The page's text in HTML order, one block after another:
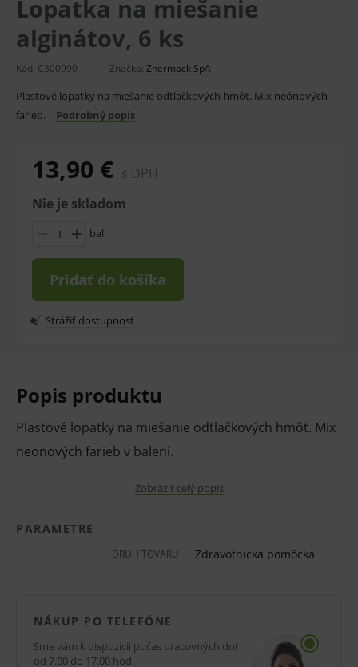
Lopatka na miešanie
alginátov, 6 ks
Kód: C300990 Značka: Zhermack SpA
Plastové lopatky na miešanie odtlačkových hmôt. Mix neónových
farieb.
Podrobný popis
13,90 € s DPH
Nie je skladom
bal
Pridať do košíka
Strážiť dostupnosť
Popis produktu
Plastové lopatky na miešanie odtlačkových hmôt. Mix
neonových farieb v balení.
lekárom. Starostlivo si prečítajte informácie o výrobku
Klinická účinnosť zdravotníckej pomôcky a
diagnostickej zdravotníckej pomôcky in vitro nemusí
Zobraziť celý popis
PARAMETRE
DRUH TOVARU Zdravotnícka pomôcka
NÁKUP PO TELEFÓNE
Sme vám k dispozícii počas pracovných dní
od 7.00 do 17.00 hod.